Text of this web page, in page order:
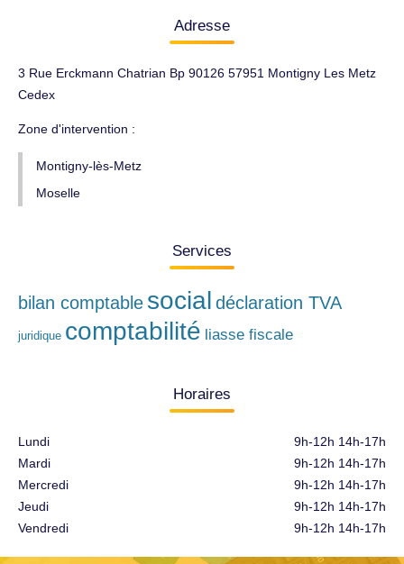
Adresse
3 Rue Erckmann Chatrian Bp 90126 57951 Montigny Les Metz
Cedex
Zone d'intervention :
Montigny-lès-Metz
Moselle
Services
bilan comptable social déclaration TVA
juridique comptabilité liasse fiscale
Horaires
Lundi
Mardi
Mercredi
Jeudi
Vendredi
9h-12h 14h-17h
9h-12h 14h-17h
9h-12h 14h-17h
9h-12h 14h-17h
9h-12h 14h-17h